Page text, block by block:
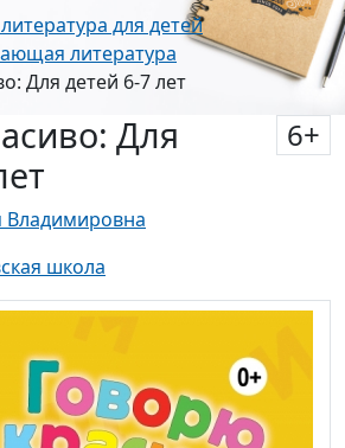
для детей
литература
Для детей 6-7 лет
Для
6+
Владимировна
школа